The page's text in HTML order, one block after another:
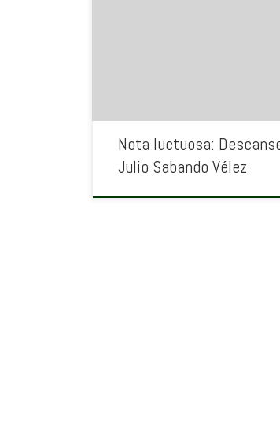
Nota luctuosa:
Julio Sabando Vélez